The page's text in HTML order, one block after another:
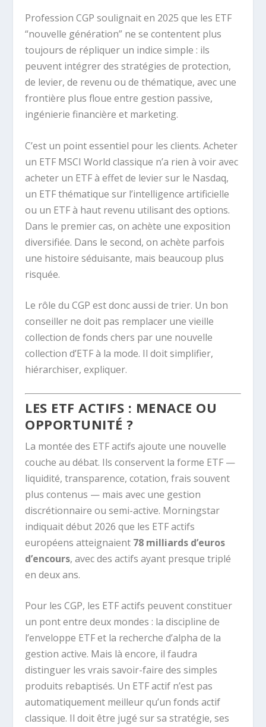
Profession CGP soulignait en 2025 que les ETF
“nouvelle génération” ne se contentent plus
toujours de répliquer un indice simple : ils
peuvent intégrer des stratégies de protection,
de levier, de revenu ou de thématique, avec une
frontière plus floue entre gestion passive,
ingénierie financière et marketing.
C’est un point essentiel pour les clients. Acheter
un ETF MSCI World classique n’a rien à voir avec
acheter un ETF à effet de levier sur le Nasdaq,
un ETF thématique sur l’intelligence artificielle
ou un ETF à haut revenu utilisant des options.
Dans le premier cas, on achète une exposition
diversifiée. Dans le second, on achète parfois
une histoire séduisante, mais beaucoup plus
risquée.
Le rôle du CGP est donc aussi de trier. Un bon
conseiller ne doit pas remplacer une vieille
collection de fonds chers par une nouvelle
collection d’ETF à la mode. Il doit simplifier,
hiérarchiser, expliquer.
LES ETF ACTIFS : MENACE OU
OPPORTUNITÉ ?
La montée des ETF actifs ajoute une nouvelle
couche au débat. Ils conservent la forme ETF —
liquidité, transparence, cotation, frais souvent
plus contenus — mais avec une gestion
discrétionnaire ou semi-active. Morningstar
indiquait début 2026 que les ETF actifs
européens atteignaient 78 milliards d’euros
d’encours, avec des actifs ayant presque triplé
en deux ans.
Pour les CGP, les ETF actifs peuvent constituer
un pont entre deux mondes : la discipline de
l’enveloppe ETF et la recherche d’alpha de la
gestion active. Mais là encore, il faudra
distinguer les vrais savoir-faire des simples
produits rebaptisés. Un ETF actif n’est pas
automatiquement meilleur qu’un fonds actif
classique. Il doit être jugé sur sa stratégie, ses